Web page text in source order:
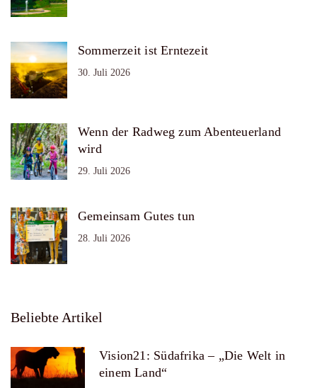
Sommerzeit ist Erntezeit
30. Juli 2026
Wenn der Radweg zum Abenteuerland
wird
29. Juli 2026
Gemeinsam Gutes tun
28. Juli 2026
Beliebte Artikel
Vision21: Südafrika – „Die Welt in
einem Land“